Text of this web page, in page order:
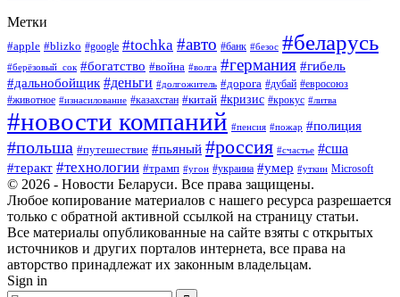
Метки
#apple #blizko #google #tochka #авто #банк #безос #беларусь
#берёзовый_сок #богатство #война #волга #германия #гибель
#дальнобойщик #деньги #долгожитель #дорога #дубай #евросоюз
#животное #изнасилование #казахстан #китай #кризис #крокус #литва
#новости компаний #пенсия #пожар #полиция
#польша #путешествие #пьяный #россия #счастье #сша
#теракт #технологии #трамп #угон #украина #умер #уткин Microsoft
© 2026 - Новости Беларуси. Все права защищены.
Любое копирование материалов с нашего ресурса разрешается
только с обратной активной ссылкой на страницу статьи.
Все материалы опубликованные на сайте взяты с открытых
источников и других порталов интернета, все права на
авторство принадлежат их законным владельцам.
Sign in